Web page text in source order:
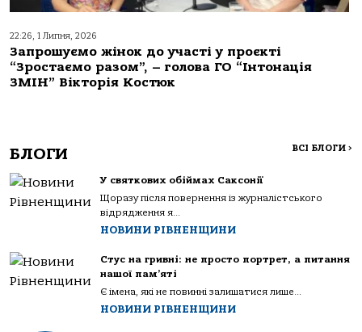
22:26, 1 Липня, 2026
Запрошуємо жінок до участі у проєкті
“Зростаємо разом”, – голова ГО “Інтонація
ЗМІН” Вікторія Костюк
БЛОГИ ВСІ БЛОГИ >
У святкових обіймах Саксонії
Щоразу після повернення із журналістського
відрядження я...
НОВИНИ РІВНЕНЩИНИ
Стус на гривні: не просто портрет, а питання
нашої пам’яті
Є імена, які не повинні залишатися лише...
НОВИНИ РІВНЕНЩИНИ